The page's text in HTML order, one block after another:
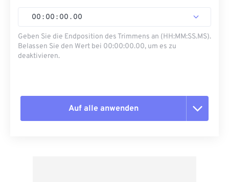
00 : 00 : 00 . 00
Geben Sie die Endposition des Trimmens an (HH:MM:SS.MS).
Belassen Sie den Wert bei 00:00:00.00, um es zu
deaktivieren.
Auf alle anwenden